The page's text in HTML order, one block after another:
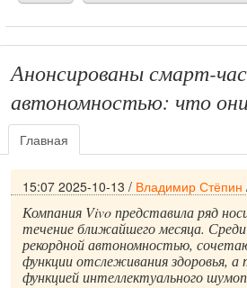
Анонсированы смарт-
автономностью: что
Главная
15:07 2025-10-13 / Владимир Стёпин
Компания Vivo представила ряд
течение ближайшего месяца.
рекордной автономностью,
функции отслеживания здоровья,
функцией интеллектуального